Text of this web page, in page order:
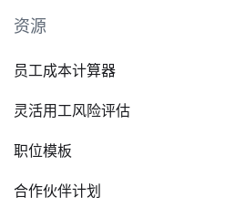
资源
员工成本计算器
灵活用工风险评估
职位模板
合作伙伴计划